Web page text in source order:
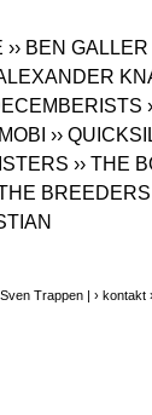
›› BEN GALLER
ALEXANDER
››
›› THE
THE BREEDERS
Trappen | › kontakt